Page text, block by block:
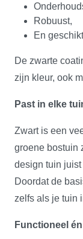
Robuust,
En
De zwarte
zijn kleur, ook
Past in elke
Zwart is een
groene bostuin
design tuin
Doordat de
zelfs als je tuin
Functioneel